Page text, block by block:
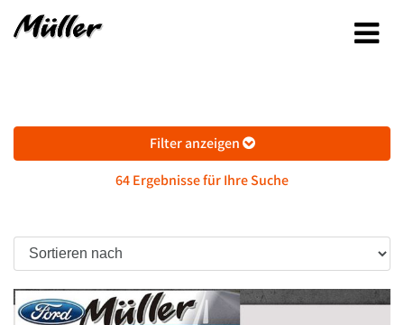
64 Ergebnisse für Ihre Suche
Filter anzeigen